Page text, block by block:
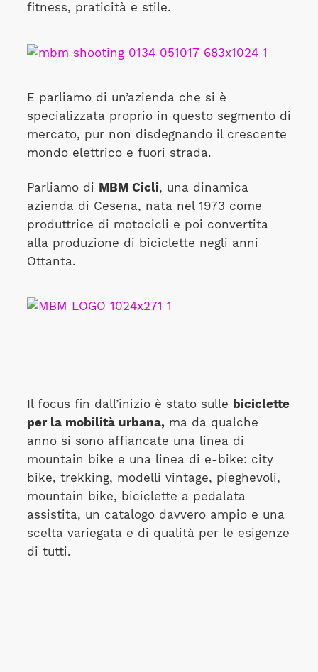
fitness, praticità e stile.
E parliamo di un’azienda che si è
specializzata proprio in questo segmento di
mercato, pur non disdegnando il crescente
mondo elettrico e fuori strada.
Parliamo di MBM Cicli, una dinamica
azienda di Cesena, nata nel 1973 come
produttrice di motocicli e poi convertita
alla produzione di biciclette negli anni
Ottanta.
Il focus fin dall’inizio è stato sulle biciclette
per la mobilità urbana,ma da qualche
anno si sono affiancate una linea di
mountain bike e una linea di e-bike: city
bike, trekking, modelli vintage, pieghevoli,
mountain bike, biciclette a pedalata
assistita, un catalogo davvero ampio e una
scelta variegata e di qualità per le esigenze
di tutti.